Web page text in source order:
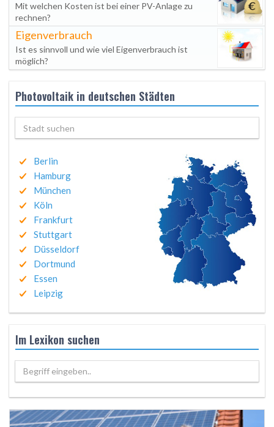
Mit welchen Kosten ist bei einer PV-Anlage zu
rechnen?
Eigenverbrauch
Ist es sinnvoll und wie viel Eigenverbrauch ist
möglich?
Photovoltaik in deutschen Städten
Berlin
Hamburg
München
Köln
Frankfurt
Stuttgart
Düsseldorf
Dortmund
Essen
Leipzig
Im Lexikon suchen
Begriff eingeben..